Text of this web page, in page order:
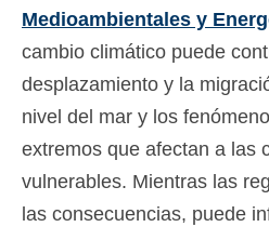
Medioambientales y
cambio climático puede
desplazamiento y la
nivel del mar y los
extremos que afectan a las
vulnerables. Mientras las
las consecuencias, puede